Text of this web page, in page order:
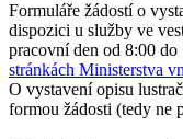
Formuláře žádostí o
dispozici u služby ve
pracovní den od 8:00 do
stránkách Ministerstva
O vystavení opisu
formou žádosti (tedy ne